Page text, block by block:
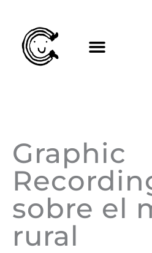
contenido
Graphic
sobre el
rural